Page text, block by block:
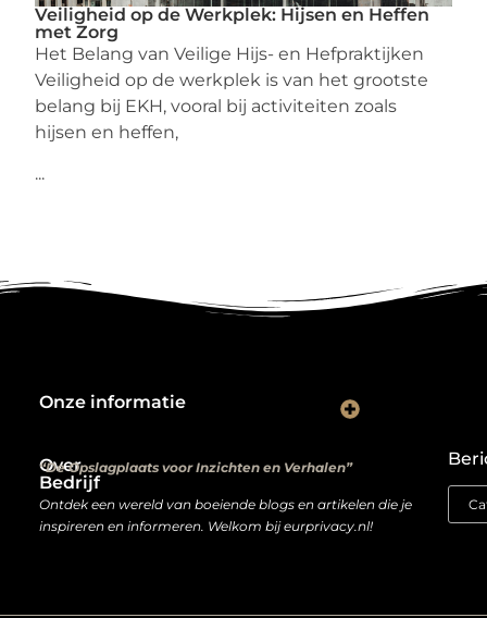
Veiligheid op de Werkplek: Hijsen en Heffen
met Zorg
Het Belang van Veilige Hijs- en Hefpraktijken
Veiligheid op de werkplek is van het grootste
belang bij EKH, vooral bij activiteiten zoals
hijsen en heffen,
...
Over
Bedrijf
“De Opslagplaats voor Inzichten en Verhalen”
Ontdek een wereld van boeiende blogs en artikelen die je
inspireren en informeren. Welkom bij eurprivacy.nl!
Onze informatie